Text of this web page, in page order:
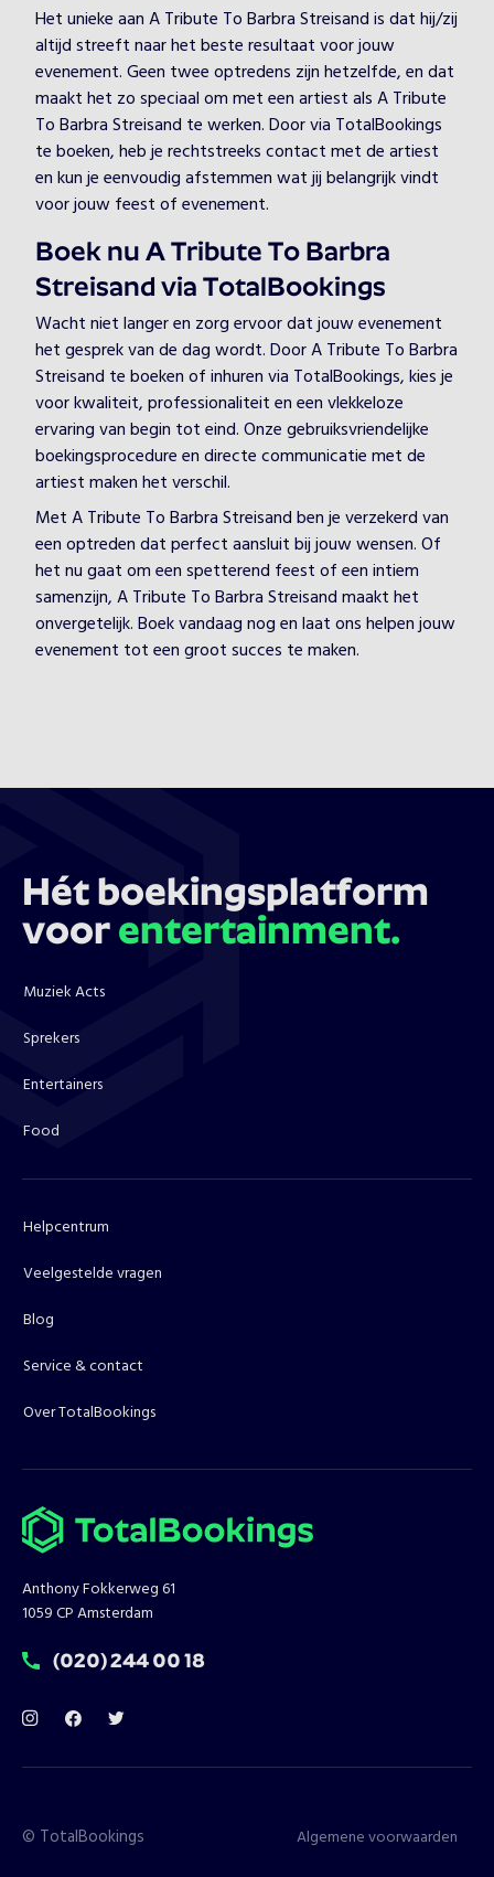
Het unieke aan A Tribute To Barbra Streisand is dat hij/zij
altijd streeft naar het beste resultaat voor jouw
evenement. Geen twee optredens zijn hetzelfde, en dat
maakt het zo speciaal om met een artiest als A Tribute
To Barbra Streisand te werken. Door via TotalBookings
te boeken, heb je rechtstreeks contact met de artiest
en kun je eenvoudig afstemmen wat jij belangrijk vindt
voor jouw feest of evenement.
Boek nu A Tribute To Barbra
Streisand via TotalBookings
Wacht niet langer en zorg ervoor dat jouw evenement
het gesprek van de dag wordt. Door A Tribute To Barbra
Streisand te boeken of inhuren via TotalBookings, kies je
voor kwaliteit, professionaliteit en een vlekkeloze
ervaring van begin tot eind. Onze gebruiksvriendelijke
boekingsprocedure en directe communicatie met de
artiest maken het verschil.
Met A Tribute To Barbra Streisand ben je verzekerd van
een optreden dat perfect aansluit bij jouw wensen. Of
het nu gaat om een spetterend feest of een intiem
samenzijn, A Tribute To Barbra Streisand maakt het
onvergetelijk. Boek vandaag nog en laat ons helpen jouw
evenement tot een groot succes te maken.
Hét boekingsplatform
voor entertainment.
Muziek Acts
Sprekers
Entertainers
Food
Helpcentrum
Veelgestelde vragen
Blog
Service & contact
Over TotalBookings
Anthony Fokkerweg 61
1059 CP Amsterdam
T:
(020) 244 00 18
© TotalBookings
Algemene voorwaarden